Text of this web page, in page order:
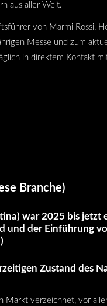
aus aller Welt.
von Marmi Rossi,
Messe und zum
in direktem Kontakt
Branche)
war 2025 bis jetzt
und der Einführung
)
Zustand des
Markt verzeichnet, vor